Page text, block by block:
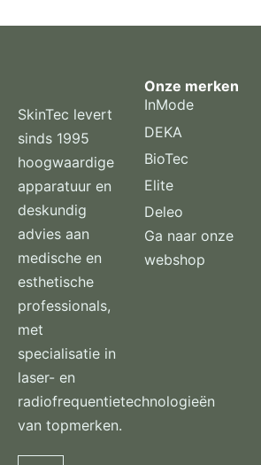
SkinTec levert
sinds 1995
hoogwaardige
apparatuur en
deskundig
advies aan
medische en
esthetische
professionals,
met
specialisatie in
laser- en
radiofrequentietechnologieën
van topmerken.
Onze merken
InMode
DEKA
BioTec
Elite
Deleo
Ga naar onze
webshop